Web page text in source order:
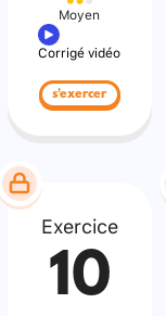
Moyen
Corrigé vidéo
s'exercer
Exercice
10